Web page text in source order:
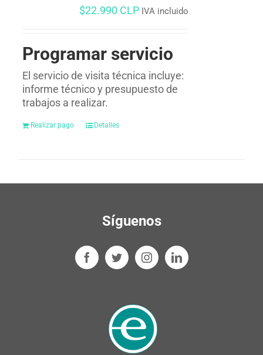
$22.990 CLP IVA incluido
Programar servicio
El servicio de visita técnica incluye:
informe técnico y presupuesto de
trabajos a realizar.
Realizar pago Detalles
Síguenos